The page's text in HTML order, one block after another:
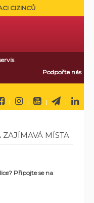
CIZINCŮ
Podpořte nás
ZAJÍMAVÁ MÍSTA
Připojte se na